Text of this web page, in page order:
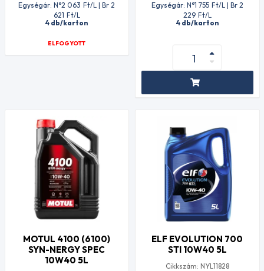
Egységár: N°2 063 Ft/L | Br 2
621 Ft/L
4 db/karton
ELFOGYOTT
Egységár: N°1 755 Ft/L | Br 2
229 Ft/L
4 db/karton
MOTUL 4100 (6100)
SYN-NERGY SPEC
10W40 5L
ELF EVOLUTION 700
STI 10W40 5L
Cikkszám: NYL11828